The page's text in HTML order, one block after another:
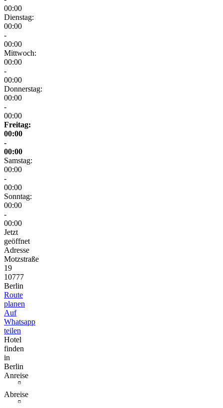
00:00
Dienstag:
00:00
-
00:00
Mittwoch:
00:00
-
00:00
Donnerstag:
00:00
-
00:00
Freitag:
00:00
-
00:00
Samstag:
00:00
-
00:00
Sonntag:
00:00
-
00:00
Jetzt
geöffnet
Adresse
Motzstraße
19
10777
Berlin
Route
planen
Auf
Whatsapp
teilen
Hotel
finden
in
Berlin
Anreise
Abreise